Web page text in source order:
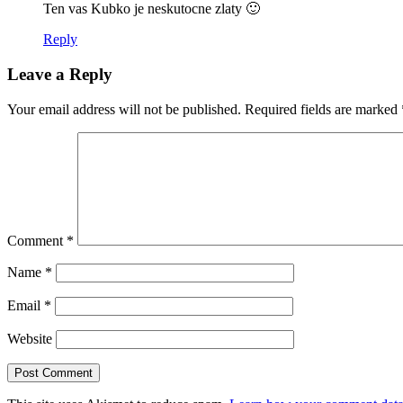
Ten vas Kubko je neskutocne zlaty 🙂
Reply
Leave a Reply
Your email address will not be published. Required fields are marked
Comment *
Name *
Email *
Website